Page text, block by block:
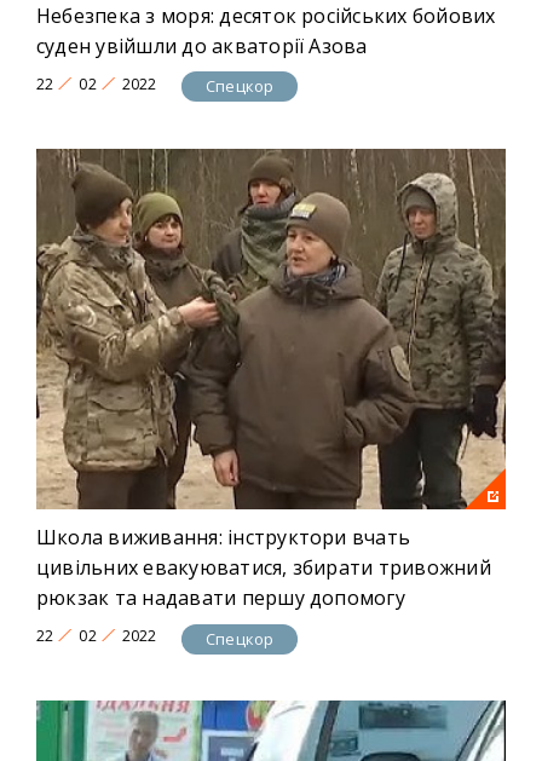
Небезпека з моря: десяток російських бойових
суден увійшли до акваторії Азова
22 02 2022 Спецкор
Школа виживання: інструктори вчать
цивільних евакуюватися, збирати тривожний
рюкзак та надавати першу допомогу
22 02 2022 Спецкор